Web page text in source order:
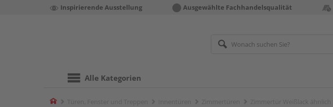
Inspirierende Ausstellung Ausgewählte Fachhandelsqualität
Alle Kategorien
Home